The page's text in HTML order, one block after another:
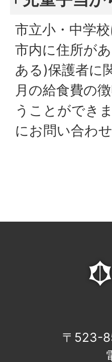
市立小・中学
市内に住所が
ある)保護者に
月の給食費の
うことができ
にお問い合わ
〒523-